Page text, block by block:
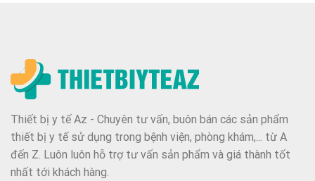
Thiết bị y tế Az - Chuyên tư vấn, buôn bán các sản phẩm
thiết bị y tế sử dụng trong bệnh viện, phòng khám,... từ A
đến Z. Luôn luôn hỗ trợ tư vấn sản phẩm và giá thành tốt
nhất tới khách hàng.